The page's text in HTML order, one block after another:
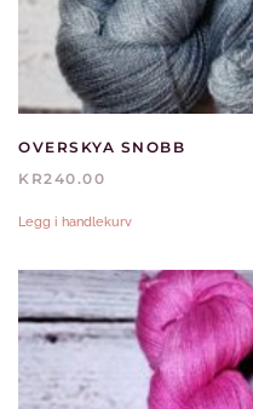
OVERSKYA SNOBB
KR240.00
Legg i handlekurv